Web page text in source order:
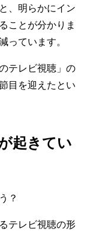
、明らかにイン
ことが分かりま
ています。
テレビ視聴」の
目を迎えたとい
起きてい
？
テレビ視聴の形